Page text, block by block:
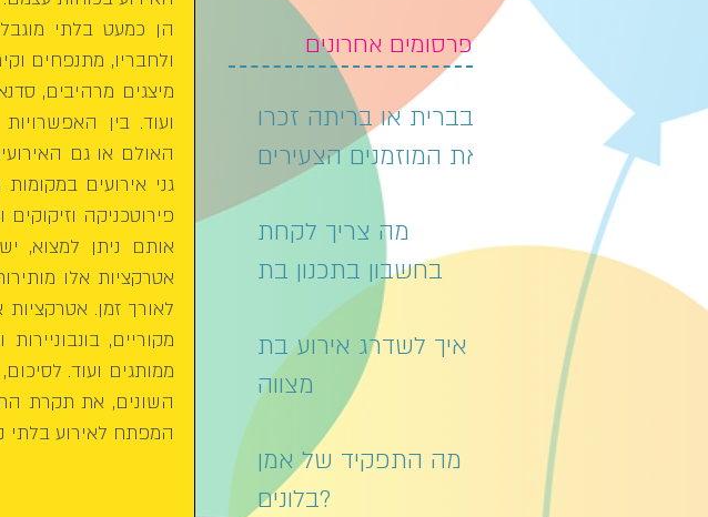
המפתח לאירוע בלתי
פרסומים אחרונים
בברית או בריתה זכרו
את המוזמנים הצעירים
מה צריך לקחת
בחשבון בתכנון בת
איך לשדרג אירוע בת
מצווה
מה התפקיד של אמן
בלונים?